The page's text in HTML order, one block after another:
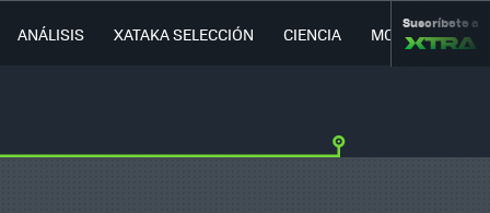
ANÁLISIS XATAKA SELECCIÓN CIENCIA MOVILIDAD
Suscríbete a